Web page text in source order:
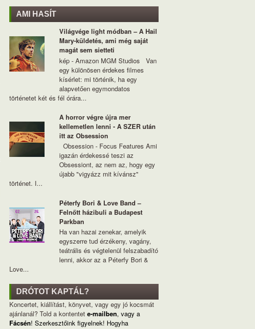
AMI HASÍT
Világvége light módban – A Hail
Mary-küldetés, ami még saját
magát sem sietteti
kép - Amazon MGM Studios Van
egy különösen érdekes filmes
kísérlet: mi történik, ha egy
alapvetően egymondatos
történetet két és fél órára...
A horror végre újra mer
kellemetlen lenni - A SZER után
itt az Obsession
Obsession - Focus Features Ami
igazán érdekessé teszi az
Obsessiont, az nem az, hogy egy
újabb "vigyázz mit kívánsz"
történet. I...
Péterfy Bori & Love Band –
Felnőtt házibuli a Budapest
Parkban
Ha van hazai zenekar, amelyik
egyszerre tud érzékeny, vagány,
teátrális és végtelenül felszabadító
lenni, akkor az a Péterfy Bori &
Love...
DRÓTOT KAPTÁL?
Koncertet, kiállítást, könyvet, vagy egy jó kocsmát
ajánlanál? Told a kontentet e-mailben, vagy a
Fácsén! Szerkesztőink figyelnek! Hogyha